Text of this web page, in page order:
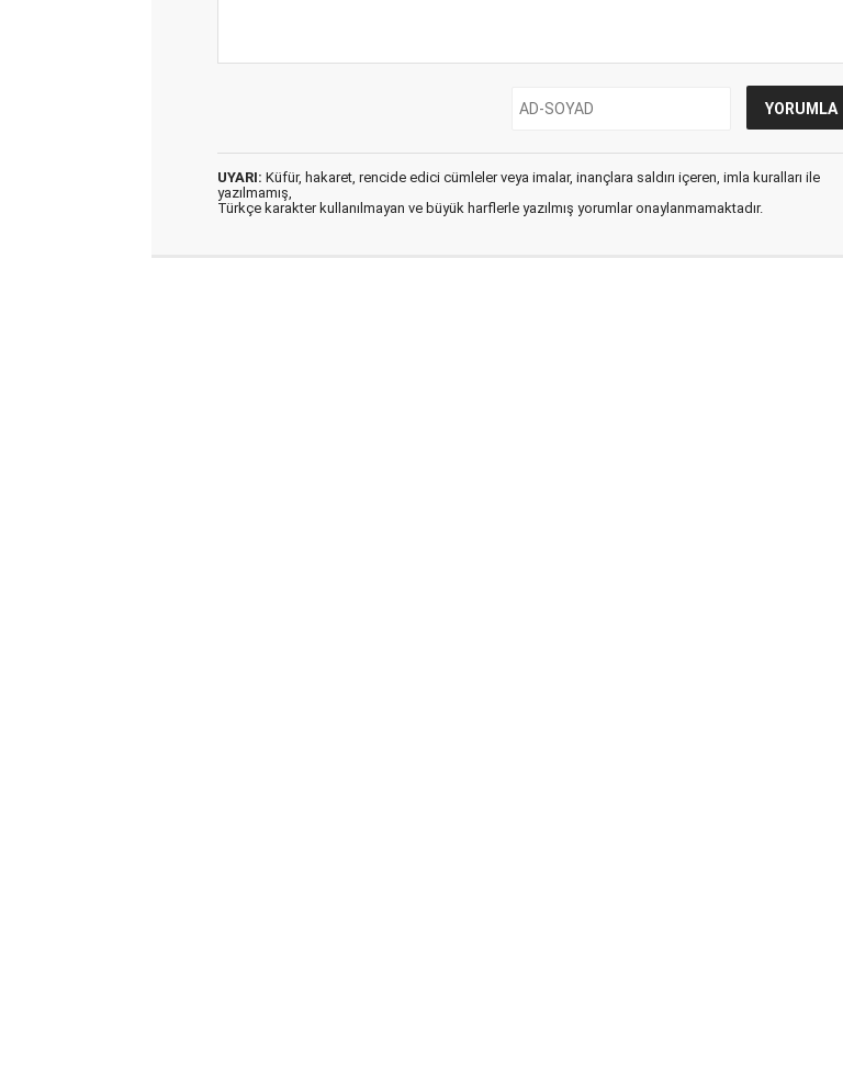
UYARI: Küfür, hakaret, rencide edici cümleler veya imalar, inançlara saldırı içeren, imla kuralları ile
yazılmamış,
Türkçe karakter kullanılmayan ve büyük harflerle yazılmış yorumlar onaylanmamaktadır.